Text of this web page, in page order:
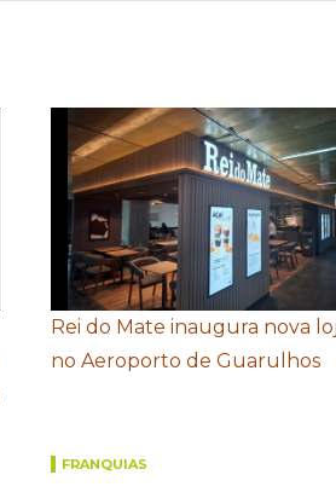
Rei do Mate inaugura nova
no Aeroporto de Guarulhos
FRANQUIAS